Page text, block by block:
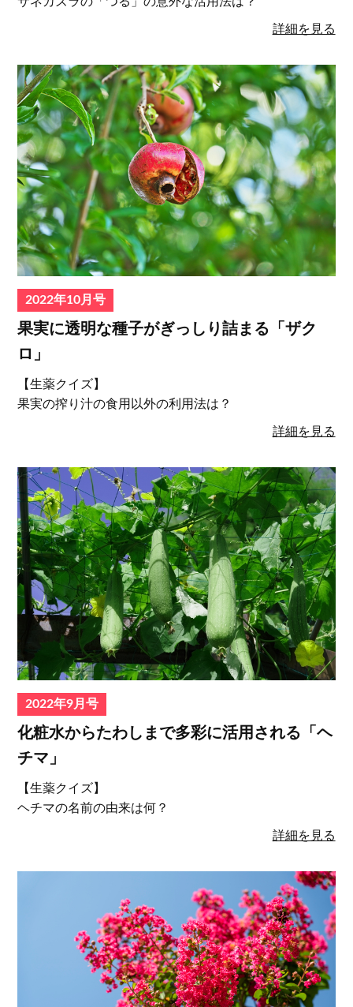
詳細を見る
2022年10月号
果実に透明な種子がぎっしり詰まる「ザク
ロ」
【生薬クイズ】
果実の搾り汁の食用以外の利用法は？
詳細を見る
2022年9月号
化粧水からたわしまで多彩に活用される「ヘ
チマ」
【生薬クイズ】
ヘチマの名前の由来は何？
詳細を見る